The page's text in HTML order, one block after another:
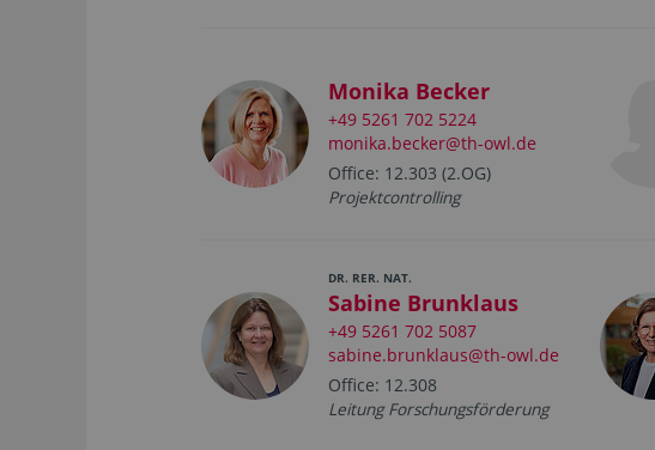
Monika Becker
+49 5261 702 5224
monika.becker@th-owl.de
Office: 12.303 (2.OG)
Projektcontrolling
DR. RER. NAT.
Sabine Brunklaus
+49 5261 702 5087
sabine.brunklaus@th-owl.de
Office: 12.308
Leitung Forschungsförderung